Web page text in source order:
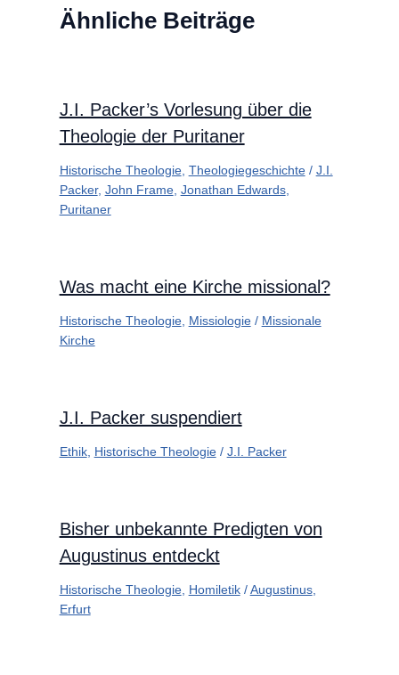
Ähnliche Beiträge
J.I. Packer’s Vorlesung über die
Theologie der Puritaner
Historische Theologie, Theologiegeschichte/ J.I.
Packer, John Frame, Jonathan Edwards,
Puritaner
Was macht eine Kirche missional?
Historische Theologie, Missiologie/ Missionale
Kirche
J.I. Packer suspendiert
Ethik, Historische Theologie/ J.I. Packer
Bisher unbekannte Predigten von
Augustinus entdeckt
Historische Theologie, Homiletik/Augustinus,
Erfurt